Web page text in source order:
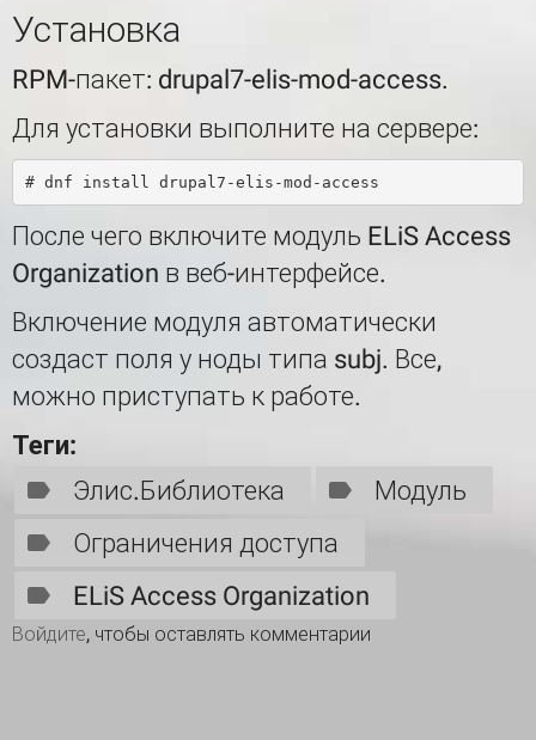
Установка
RPM-пакет: drupal7-elis-mod-access.
Для установки выполните на сервере:
После чего включите модуль ELiS Access
Organization в веб-интерфейсе.
Включение модуля автоматически
создаст поля у ноды типа subj. Все,
можно приступать к работе.
Теги:
Элис.Библиотека
Модуль
Ограничения доступа
ELiS Access Organization
Войдите, чтобы оставлять комментарии